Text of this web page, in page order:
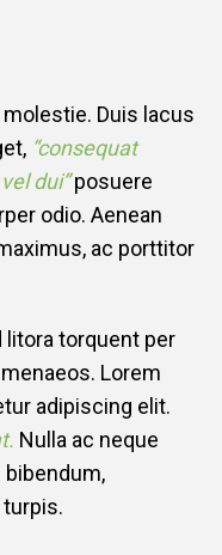
Duis lacus
“consequat
dui”posuere
odio. Aenean
ac porttitor
torquent per
Lorem
adipiscing elit.
Nulla ac neque
bibendum,